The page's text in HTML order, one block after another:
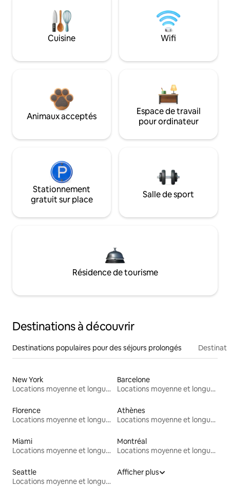
Cuisine Wifi
Animaux acceptés
Espace de travail
pour ordinateur
Stationnement
gratuit sur place
Salle de sport
Résidence de tourisme
Destinations à découvrir
Destinations populaires pour des séjours prolongés
New York
Locations moyenne et longue durée
Barcelone
Locations moyenne et longue durée
Florence
Locations moyenne et longue durée
Athènes
Locations moyenne et longue durée
Miami
Locations moyenne et longue durée
Montréal
Locations moyenne et longue durée
Seattle
Locations moyenne et longue durée
Afficher plus